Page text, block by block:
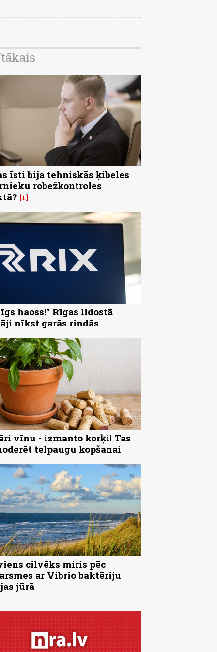
īsti bija tehniskās ķibeles
robežkontroles
1
haoss!" Rīgas lidostā
nīkst garās rindās
vīnu - izmanto korķi! Tas
telpaugu kopšanai
cilvēks miris pēc
ar Vibrio baktēriju
jūrā